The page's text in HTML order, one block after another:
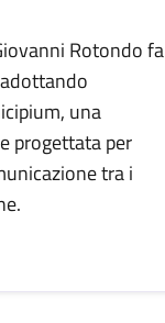
Rotondo fa
una
progettata per
tra i